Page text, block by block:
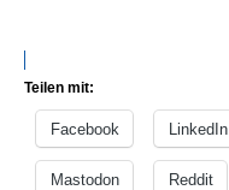
Teilen mit:
Facebook LinkedIn
Mastodon Reddit